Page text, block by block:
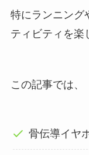
特にランニング
ティビティを楽
この記事では、
骨伝導イヤ